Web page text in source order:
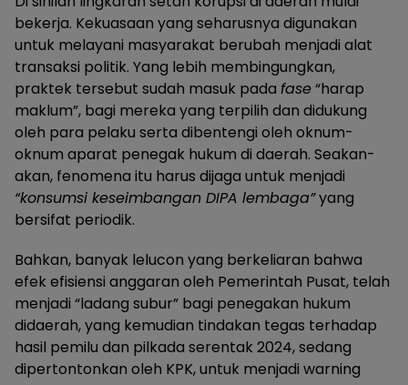
bekerja. Kekuasaan yang seharusnya digunakan
untuk melayani masyarakat berubah menjadi alat
transaksi politik. Yang lebih membingungkan,
praktek tersebut sudah masuk pada fase“harap
maklum”, bagi mereka yang terpilih dan didukung
oleh para pelaku serta dibentengi oleh oknum-
oknum aparat penegak hukum di daerah. Seakan-
akan, fenomena itu harus dijaga untuk menjadi
“konsumsi keseimbangan DIPA lembaga”yang
bersifat periodik.
Bahkan, banyak lelucon yang berkeliaran bahwa
efek efisiensi anggaran oleh Pemerintah Pusat, telah
menjadi “ladang subur” bagi penegakan hukum
didaerah, yang kemudian tindakan tegas terhadap
hasil pemilu dan pilkada serentak 2024, sedang
dipertontonkan oleh KPK, untuk menjadi warning